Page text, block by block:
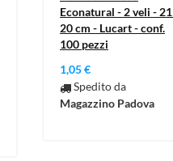
Econatural - 2 veli -
20 cm - Lucart - conf.
100 pezzi
1,05 €
Spedito da
Magazzino Padova